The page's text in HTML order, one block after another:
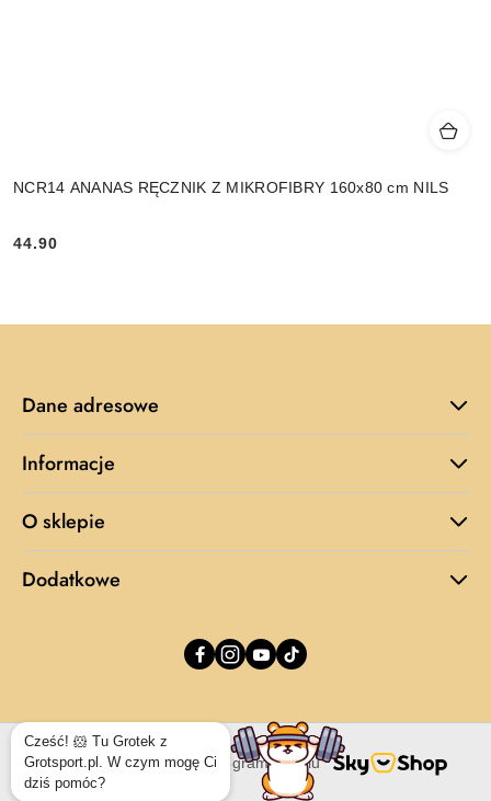
Cześć! 🐹 Tu Grotek z
Grotsport.pl. W czym mogę Ci
dziś pomóc?
NCR14 ANANAS RĘCZNIK Z MIKROFIBRY 160x80 cm NILS
Cena:
44.90
Dane adresowe
Informacje
O sklepie
Dodatkowe
Sklep internetowy na oprogramowaniu